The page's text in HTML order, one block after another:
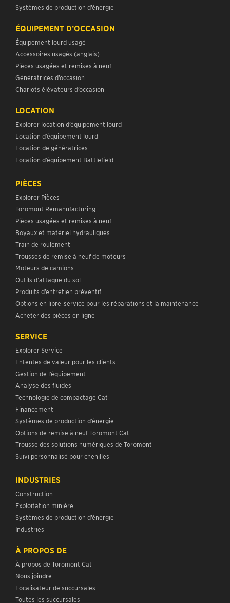
Systèmes de production d’énergie
ÉQUIPEMENT D’OCCASION
Équipement lourd usagé
Accessoires usagés (anglais)
Pièces usagées et remises à neuf
Génératrices d’occasion
Chariots élévateurs d’occasion
LOCATION
Explorer location d’équipement lourd
Location d’équipement lourd
Location de génératrices
Location d’équipement Battlefield
PIÈCES
Explorer Pièces
Toromont Remanufacturing
Pièces usagées et remises à neuf
Boyaux et matériel hydrauliques
Train de roulement
Trousses de remise à neuf de moteurs
Moteurs de camions
Outils d’attaque du sol
Produits d’entretien préventif
Options en libre-service pour les réparations et la maintenance
Acheter des pièces en ligne
SERVICE
Explorer Service
Ententes de valeur pour les clients
Gestion de l’équipement
Analyse des fluides
Technologie de compactage Cat
Financement
Systèmes de production d’énergie
Options de remise à neuf Toromont Cat
Trousse des solutions numériques de Toromont
Suivi personnalisé pour chenilles
INDUSTRIES
Construction
Exploitation minière
Systèmes de production d’énergie
Industries
À PROPOS DE
À propos de Toromont Cat
Nous joindre
Localisateur de succursales
Toutes les succursales